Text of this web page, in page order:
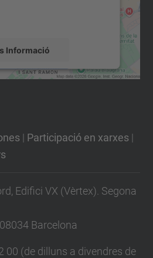
Informació
Accepta
| Participació en xarxes |
Edifici VX (Vèrtex). Segona
Barcelona
00 (de dilluns a divendres de